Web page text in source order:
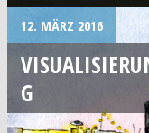
12. MÄRZ 2016
G